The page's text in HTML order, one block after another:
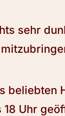
sehr
beliebten
Uhr